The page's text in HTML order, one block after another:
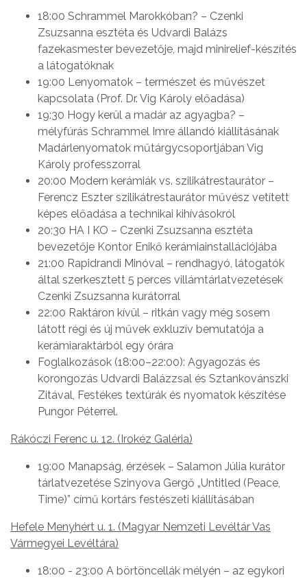
18:00 Schrammel Marokkóban? – Czenki
Zsuzsanna esztéta és Udvardi Balázs
fazekasmester bevezetője, majd minirelief-készítés
a látogatóknak
19:00 Lenyomatok – természet és művészet
kapcsolata (Prof. Dr. Vig Károly előadása)
19:30 Hogy kerül a madár az agyagba? –
mélyfúrás Schrammel Imre állandó kiállításának
Madárlenyomatok műtárgycsoportjában Vig
Károly professzorral
20:00 Modern kerámiák vs. szilikátrestaurátor –
Ferencz Eszter szilikátrestaurátor művész vetített
képes előadása a technikai kihívásokról
20:30 HA I KO – Czenki Zsuzsanna esztéta
bevezetője Kontor Enikő kerámiainstallációjába
21:00 Rapidrandi Minóval – rendhagyó, látogatók
által szerkesztett 5 perces villámtárlatvezetések
Czenki Zsuzsanna kurátorral
22:00 Raktáron kívül – ritkán vagy még sosem
látott régi és új művek exkluzív bemutatója a
kerámiaraktárból egy órára
Foglalkozások (18:00–22:00): Agyagozás és
korongozás Udvardi Balázzsal és Sztankovánszki
Zitával, Festékes textúrák és nyomatok készítése
Pungor Péterrel.
Rákóczi Ferenc u. 12. (Irokéz Galéria)
19:00 Manapság, érzések – Salamon Júlia kurátor
tárlatvezetése Szinyova Gergő „Untitled (Peace,
Time)” című kortárs festészeti kiállításában
Hefele Menyhért u. 1. (Magyar Nemzeti Levéltár Vas
Vármegyei Levéltára)
18:00 - 23:00 A börtöncellák mélyén – az egykori